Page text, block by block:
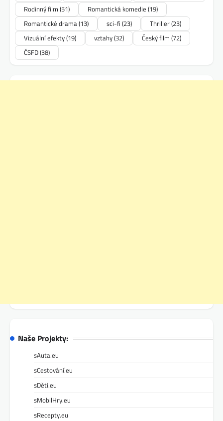
Rodinný film (51) Romantická komedie (19)
Romantické drama(13) sci-fi (23) Thriller(23)
Vizuální efekty(19) vztahy(32) Český film (72)
ČSFD(38)
Naše Projekty:
sAuta.eu
sCestování.eu
sDěti.eu
sMobilHry.eu
sRecepty.eu